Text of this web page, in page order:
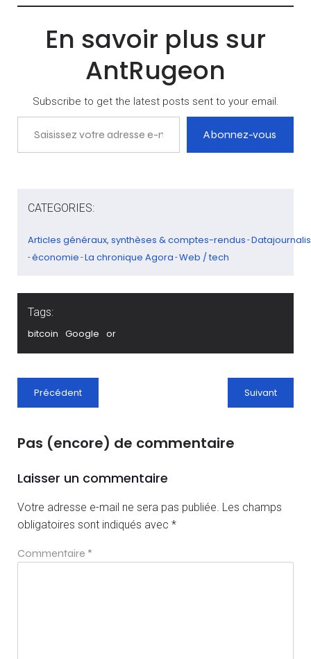
La baisse des cours du
alerter les autorités
algériennes. Il est vrai que
En savoir plus sur
AntRugeon
Subscribe to get the latest posts sent to your email.
Saisissez votre adresse e-mail…
Abonnez-vous
CATEGORIES:
Articles généraux, synthèses & comptes-rendus -
-économie -La chronique Agora -Web / tech
Tags:
bitcoin Google or
Précédent Suivant
Pas (encore) de commentaire
Laisser un commentaire
Votre adresse e-mail ne sera pas publiée. Les champs
obligatoires sont indiqués avec *
Commentaire *